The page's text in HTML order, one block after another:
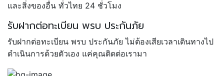
และสิ่งของอื่น ทั่วไทย 24 ชั่วโมง
รับฝากต่อทะเบียน พรบ ประกันภัย
รับฝากต่อทะเบียน พรบ ประกันภัย ไม่ต้องเสียเวลาเดินทางไป
ดำเนินการด้วยตัวเอง แค่คุณติดต่อเรามา